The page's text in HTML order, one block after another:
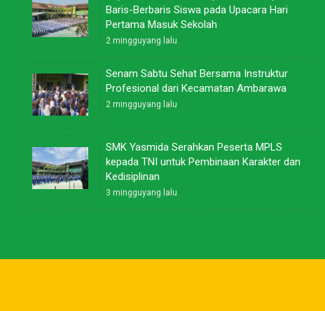
Baris-Berbaris Siswa pada Upacara Hari
Pertama Masuk Sekolah
2 mingguyang lalu
Senam Sabtu Sehat Bersama Instruktur
Profesional dari Kecamatan Ambarawa
2 mingguyang lalu
SMK Yasmida Serahkan Peserta MPLS
kepada TNI untuk Pembinaan Karakter dan
Kedisiplinan
3 mingguyang lalu